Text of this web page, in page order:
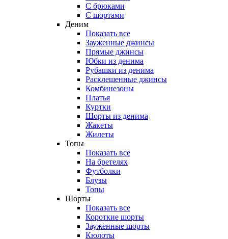
С брюками
С шортами
Деним
Показать все
Зауженные джинсы
Прямые джинсы
Юбки из денима
Рубашки из денима
Расклешенные джинсы
Комбинезоны
Платья
Куртки
Шорты из денима
Жакеты
Жилеты
Топы
Показать все
На бретелях
Футболки
Блузы
Топы
Шорты
Показать все
Короткие шорты
Зауженные шорты
Кюлоты